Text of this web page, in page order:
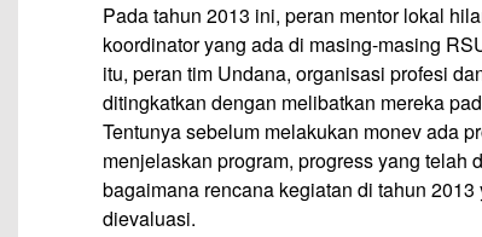
Pada tahun 2013 ini, peran mentor lokal
koordinator yang ada di masing-masing
itu, peran tim Undana, organisasi profesi
ditingkatkan dengan melibatkan mereka
Tentunya sebelum melakukan monev ada
menjelaskan program, progress yang telah
bagaimana rencana kegiatan di tahun
dievaluasi.